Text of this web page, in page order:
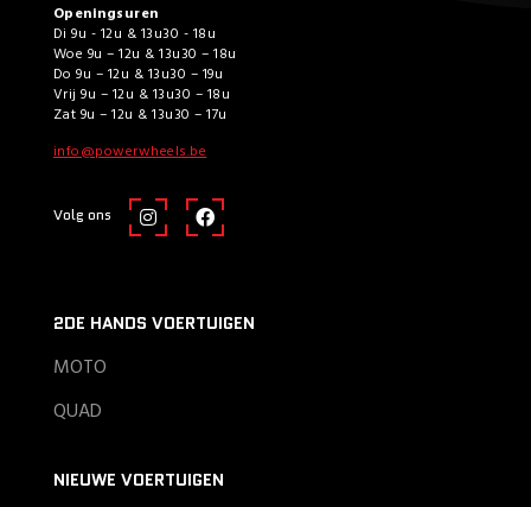
Openingsuren
Di 9u - 12u & 13u30 - 18u
Woe 9u – 12u & 13u30 – 18u
Do 9u – 12u & 13u30 – 19u
Vrij 9u – 12u & 13u30 – 18u
Zat 9u – 12u & 13u30 – 17u
info@powerwheels.be
Volg ons
2DE HANDS VOERTUIGEN
MOTO
QUAD
NIEUWE VOERTUIGEN